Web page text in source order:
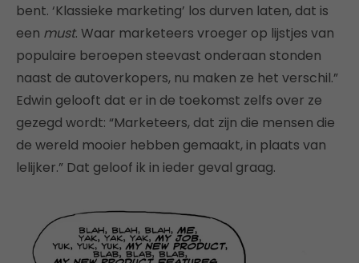
bent. ‘Klassieke marketing’ los durven laten, dat is
een must. Waar marketeers vroeger op lijstjes van
populaire beroepen steevast onderaan stonden
naast de autoverkopers, nu maken ze het verschil.”
Edwin gelooft dat er in de toekomst zelfs over ze
gezegd wordt: “Marketeers, dat zijn die mensen die
de wereld mooier hebben gemaakt, in plaats van
lelijker.” Dat geloof ik in ieder geval graag.